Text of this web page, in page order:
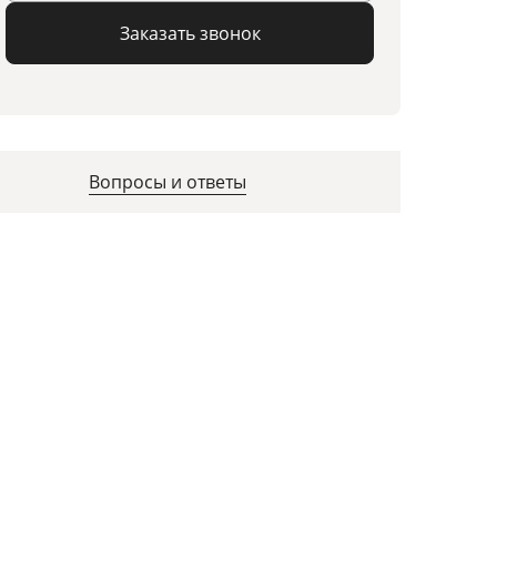
Заказать звонок
Вопросы и ответы